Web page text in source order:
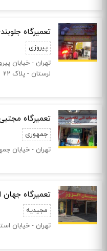
تعمیرگاه
پیروزی
تهران - خیابان
لرستان - پلاک 22
تعمیرگاه
جمهوری
تهران - خیابان
تعمیرگاه جهان
مجیدیه
تهران - خیابان